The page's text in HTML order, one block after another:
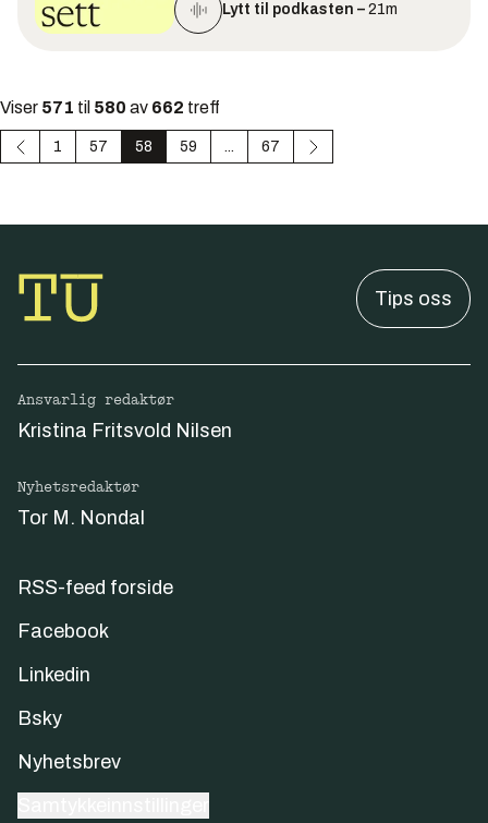
Lytt til podkasten – 21m
Viser 571 til 580 av 662 treff
1 57 58 59 ... 67
Tips oss
Ansvarlig redaktør
Kristina Fritsvold Nilsen
Nyhetsredaktør
Tor M. Nondal
RSS-feed forside
Facebook
Linkedin
Bsky
Nyhetsbrev